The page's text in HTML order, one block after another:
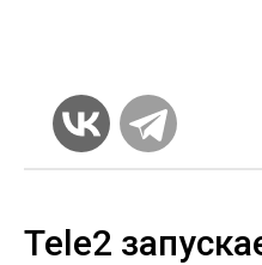
Tele2